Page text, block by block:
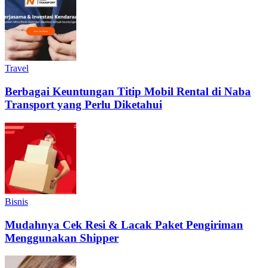
Travel
Berbagai Keuntungan Titip Mobil Rental di Naba
Transport yang Perlu Diketahui
Bisnis
Mudahnya Cek Resi & Lacak Paket Pengiriman
Menggunakan Shipper